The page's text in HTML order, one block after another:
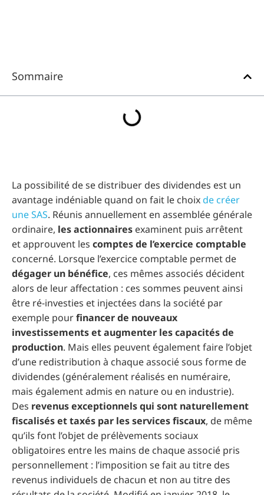
Sommaire
La possibilité de se distribuer des dividendes est un
avantage indéniable quand on fait le choix de créer
une SAS. Réunis annuellement en assemblée générale
ordinaire, les actionnaires examinent puis arrêtent
et approuvent les comptes de l’exercice comptable
concerné. Lorsque l’exercice comptable permet de
dégager un bénéfice, ces mêmes associés décident
alors de leur affectation : ces sommes peuvent ainsi
être ré-investies et injectées dans la société par
exemple pourfinancer de nouveaux
investissements et augmenter les capacités de
production. Mais elles peuvent également faire l’objet
d’une redistribution à chaque associé sous forme de
dividendes (généralement réalisés en numéraire,
mais également admis en nature ou en industrie).
Des revenus exceptionnels qui sont naturellement
fiscalisés et taxés par les services fiscaux, de même
qu’ils font l’objet de prélèvements sociaux
obligatoires entre les mains de chaque associé pris
personnellement : l’imposition se fait au titre des
revenus individuels de chacun et non au titre des